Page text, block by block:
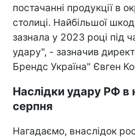
постачанні продукції в
столиці. Найбільшої
зазнала у 2023 році під
удару", - зазначив
Брендс Україна" Євген
Наслідки удару РФ в
серпня
Нагадаємо, внаслідок